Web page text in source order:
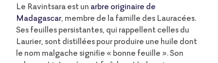
Le Ravintsara est un arbre originaire de
Madagascar, membre de la famille des Lauracées.
Ses feuilles persistantes, qui rappellent celles du
Laurier, sont distillées pour produire une huile dont
le nom malgache signifie « bonne feuille ». Son